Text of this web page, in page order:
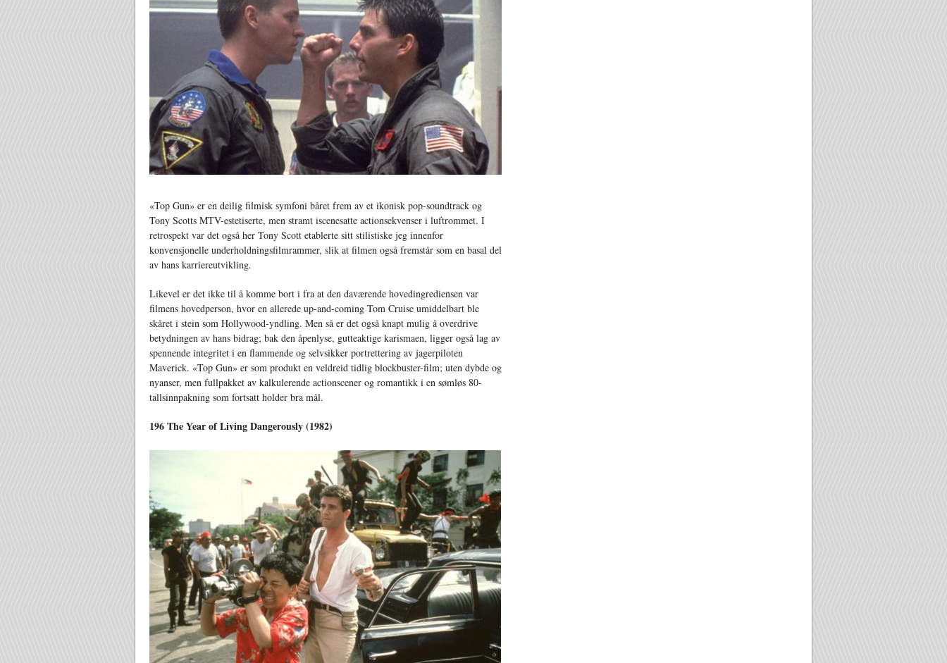
«Top Gun» er en deilig filmisk symfoni båret frem av et ikonisk pop-soundtrack og
Tony Scotts MTV-estetiserte, men stramt iscenesatte actionsekvenser i luftrommet. I
retrospekt var det også her Tony Scott etablerte sitt stilistiske jeg innenfor
konvensjonelle underholdningsfilmrammer, slik at filmen også fremstår som en basal del
av hans karriereutvikling.
Likevel er det ikke til å komme bort i fra at den daværende hovedingrediensen var
filmens hovedperson, hvor en allerede up-and-coming Tom Cruise umiddelbart ble
skåret i stein som Hollywood-yndling. Men så er det også knapt mulig å overdrive
betydningen av hans bidrag; bak den åpenlyse, gutteaktige karismaen, ligger også lag av
spennende integritet i en flammende og selvsikker portrettering av jagerpiloten
Maverick. «Top Gun» er som produkt en veldreid tidlig blockbuster-film; uten dybde og
nyanser, men fullpakket av kalkulerende actionscener og romantikk i en sømløs 80-
tallsinnpakning som fortsatt holder bra mål.
196 The Year of Living Dangerously (1982)